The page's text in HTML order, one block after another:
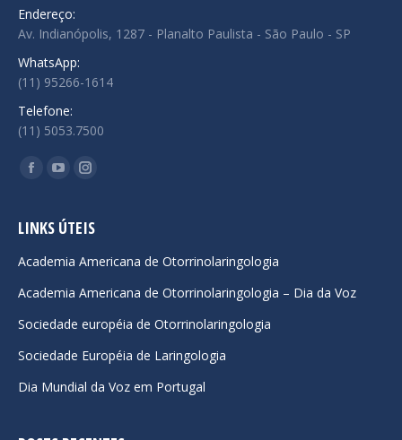
Endereço:
Av. Indianópolis, 1287 - Planalto Paulista - São Paulo - SP
WhatsApp:
(11) 95266-1614
Telefone:
(11) 5053.7500
Encontre-nos em:
Facebook
opens
new
window
YouTube
opens
new
window
Instagram
opens
new
window
LINKS ÚTEIS
Academia Americana de Otorrinolaringologia
Academia Americana de Otorrinolaringologia – Dia da Voz
Sociedade européia de Otorrinolaringologia
Sociedade Européia de Laringologia
Dia Mundial da Voz em Portugal